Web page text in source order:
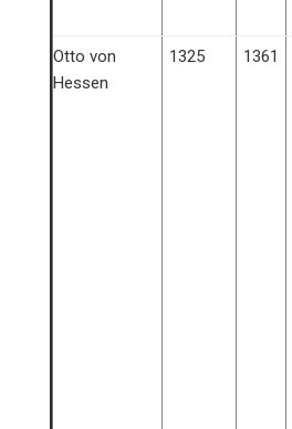
Otto von
Hessen
1325 1361